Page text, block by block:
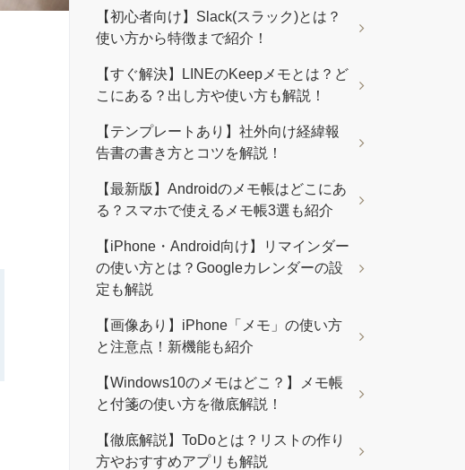
【初心者向け】Slack(スラック)とは？
使い方から特徴まで紹介！
【すぐ解決】LINEのKeepメモとは？ど
こにある？出し方や使い方も解説！
【テンプレートあり】社外向け経緯報
告書の書き方とコツを解説！
【最新版】Androidのメモ帳はどこにあ
る？スマホで使えるメモ帳3選も紹介
【iPhone・Android向け】リマインダー
の使い方とは？Googleカレンダーの設
定も解説
【画像あり】iPhone「メモ」の使い方
と注意点！新機能も紹介
【Windows10のメモはどこ？】メモ帳
と付箋の使い方を徹底解説！
【徹底解説】ToDoとは？リストの作り
方やおすすめアプリも解説